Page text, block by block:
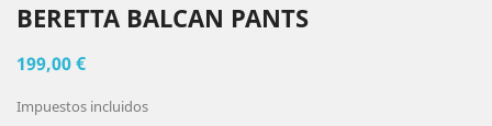
BERETTA BALCAN PANTS
199,00 €
Impuestos incluidos